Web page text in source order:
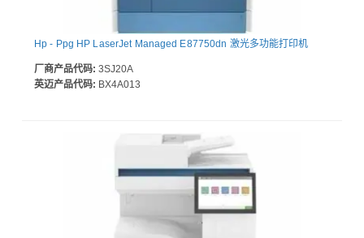
Hp - Ppg HP LaserJet Managed E87750dn 激光多功能打印机
厂商产品代码: 3SJ20A
英迈产品代码: BX4A013